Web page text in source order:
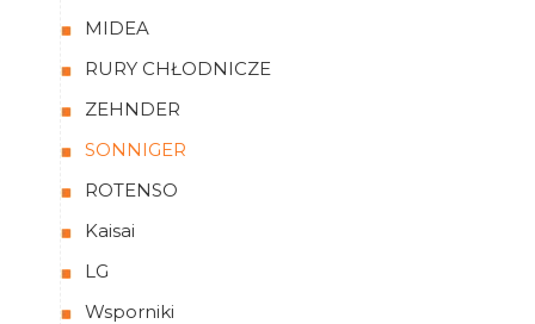
MIDEA
RURY CHŁODNICZE
ZEHNDER
SONNIGER
ROTENSO
Kaisai
LG
Wsporniki